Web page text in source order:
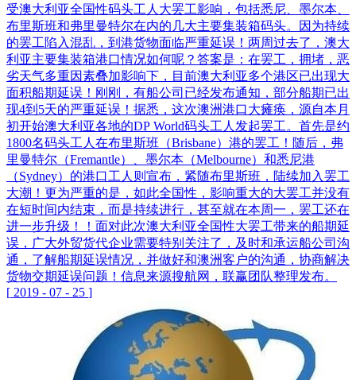
受澳大利亚全国性码头工人大罢工影响，包括悉尼、墨尔本、
布里斯班和弗里曼特尔在内的几大主要集装箱码头。因为持续
的罢工陷入混乱，到港货物面临严重延误！两周过去了，澳大
利亚主要集装箱港口情况如何呢？答案是：在罢工，拥堵，恶
劣天气多重因素叠加影响下，目前澳大利亚多个港区已出现大
面积船期延误！刚刚，有船公司已经发布通知，部分船期已出
现4到5天的严重延误！据悉，这次澳洲港口大瘫痪，源自本月
初开始澳大利亚各地的DP World码头工人发起罢工。首先是约
1800名码头工人在布里斯班（Brisbane）港的罢工！随后，弗
里曼特尔（Fremantle）、墨尔本（Melbourne）和悉尼港
（Sydney）的港口工人则宣布，紧随布里斯班，陆续加入罢工
大潮！更为严重的是，如此全国性，影响重大的大罢工并没有
在短时间内结束，而是持续进行，甚至就在本周一，罢工还在
进一步升级！！面对此次澳大利亚全国性大罢工带来的船期延
误，广大外贸货代企业需要特别关注了，及时和承运船公司沟
通，了解船期延误情况，并做好和澳洲客户的沟通，协商解决
货物交期延误问题！信息来源搜航网，联赢团队整理发布。
[ 2019 - 07 - 25 ]